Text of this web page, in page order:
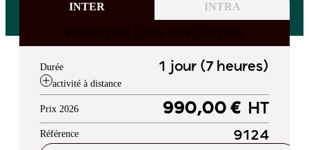
INTER INTRA
FORMATION DANS NOS CENTRES
Durée 1 jour (7 heures)
activité à distance
Prix 2026 990,00 € HT
Référence 9124